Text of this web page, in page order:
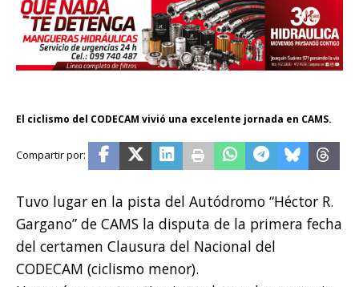
El ciclismo del CODECAM vivió una excelente jornada en CAMS.
Tuvo lugar en la pista del Autódromo “Héctor R.
Gargano” de CAMS la disputa de la primera fecha
del certamen Clausura del Nacional del
CODECAM (ciclismo menor).